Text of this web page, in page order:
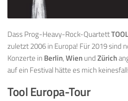
Dass Prog-Heavy-Rock-QuartettTOOL
zuletzt 2006 in Europa! Für 2019 sind
Konzerte in Berlin,WienundZürich
auf ein Festival hätte es mich
Tool Europa-Tour